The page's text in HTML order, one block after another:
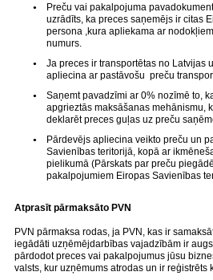
Preču vai pakalpojuma
uzrādīts, ka preces saņemējs ir citas
persona ,kura apliekama ar
numurs.
Ja preces ir transportētas no Latvijas
apliecina ar pastāvošu preču
Saņemt pavadzīmi ar 0% nozīmē to,
apgrieztās maksāšanas mehānismu,
deklarēt preces guļas uz preču
Pārdevējs apliecina veikto preču un
Savienības teritorijā, kopā ar
pielikumā (Pārskats par preču
pakalpojumiem Eiropas Savienības
Atprasīt pārmaksāto PVN
PVN pārmaksa rodas, ja PVN, kas ir
iegādāti uzņēmējdarbības vajadzībām ir
pārdodot preces vai pakalpojumus jūsu
valsts, kur uzņēmums atrodas un ir reģistrēts